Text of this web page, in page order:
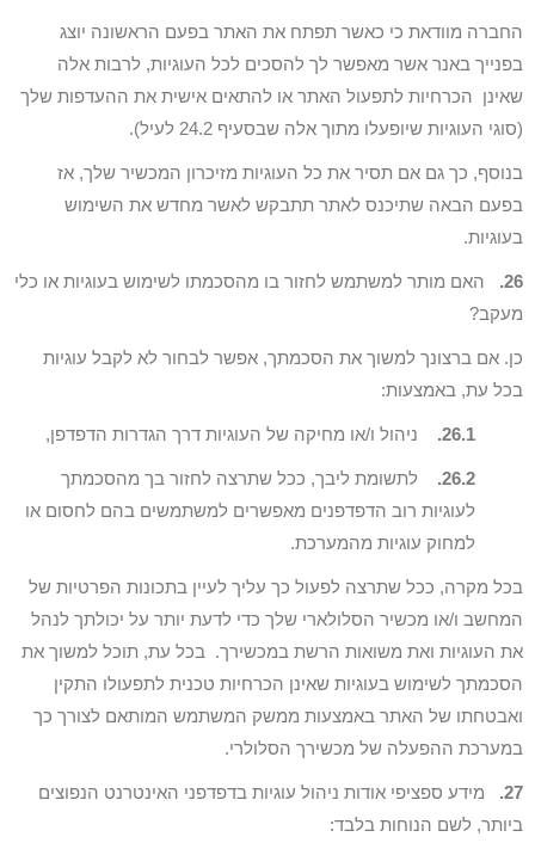
החברה מוודאת כי כאשר תפתח את האתר בפעם הראשונה יוצג
בפנייך באנר אשר מאפשר לך להסכים לכל העוגיות, לרבות אלה
שאינן הכרחיות לתפעול האתר או להתאים אישית את ההעדפות שלך
(סוגי העוגיות שיופעלו מתוך אלה שבסעיף 24.2 לעיל).
בנוסף, כך גם אם תסיר את כל העוגיות מזיכרון המכשיר שלך, אז
בפעם הבאה שתיכנס לאתר תתבקש לאשר מחדש את השימוש
בעוגיות.
26.
האם מותר למשתמש לחזור בו מהסכמתו לשימוש בעוגיות או כלי
מעקב?
כן. אם ברצונך למשוך את הסכמתך, אפשר לבחור לא לקבל עוגיות
בכל עת, באמצעות:
26.1. ניהול ו/או מחיקה של העוגיות דרך הגדרות הדפדפן,
26.2.
לתשומת ליבך, ככל שתרצה לחזור בך מהסכמתך
לעוגיות רוב הדפדפנים מאפשרים למשתמשים בהם לחסום או
למחוק עוגיות מהמערכת.
בכל מקרה, ככל שתרצה לפעול כך עליך לעיין בתכונות הפרטיות של
המחשב ו/או מכשיר הסלולארי שלך כדי לדעת יותר על יכולתך לנהל
את העוגיות ואת משואות הרשת במכשירך. בכל עת, תוכל למשוך את
הסכמתך לשימוש בעוגיות שאינן הכרחיות טכנית לתפעולו התקין
ואבטחתו של האתר באמצעות ממשק המשתמש המותאם לצורך כך
במערכת ההפעלה של מכשירך הסלולרי.
27.
מידע ספציפי אודות ניהול עוגיות בדפדפני האינטרנט הנפוצים
ביותר, לשם הנוחות בלבד: